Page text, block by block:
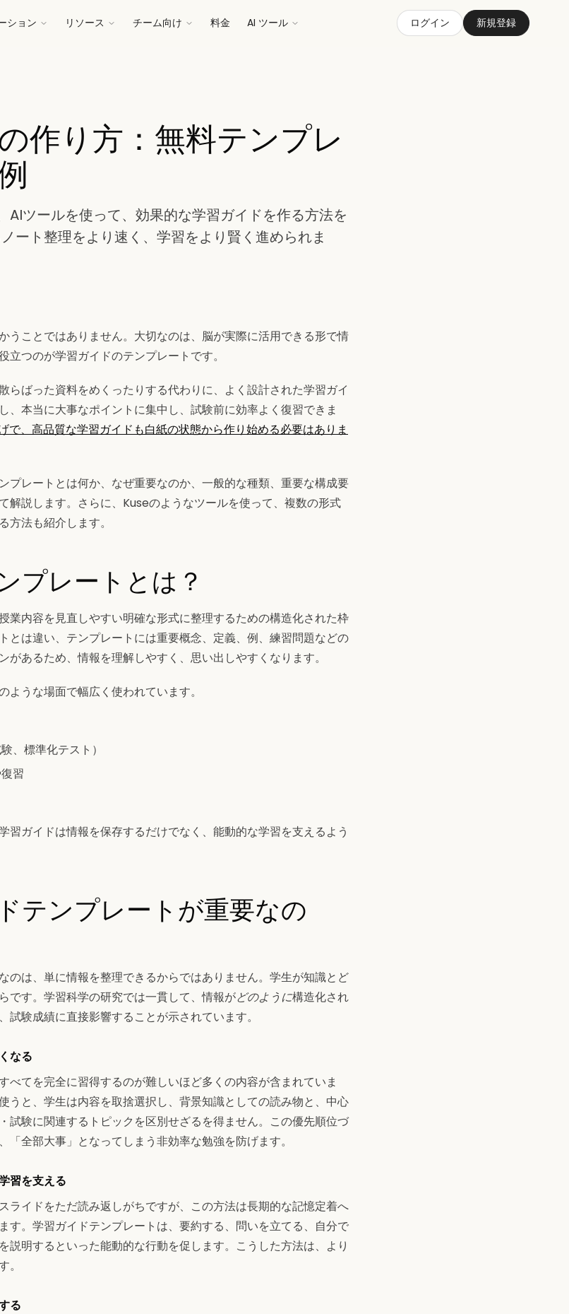
ション リソース チーム向け 料金 AI ツール ログイン 新規登録
作り方：無料テンプレ
AIツールを使って、効果的な学習ガイドを作る方法を
ート整理をより速く、学習をより賢く進められま
うことではありません。大切なのは、脳が実際に活用できる形で情
つのが学習ガイドのテンプレートです。
らばった資料をめくったりする代わりに、よく設計された学習ガイ
、本当に大事なポイントに集中し、試験前に効率よく復習できま
で、高品質な学習ガイドも白紙の状態から作り始める必要はありま
プレートとは何か、なぜ重要なのか、一般的な種類、重要な構成要
解説します。さらに、Kuseのようなツールを使って、複数の形式
方法も紹介します。
プレートとは？
業内容を見直しやすい明確な形式に整理するための構造化された枠
とは違い、テンプレートには重要概念、定義、例、練習問題などの
があるため、情報を理解しやすく、思い出しやすくなります。
うな場面で幅広く使われています。
、標準化テスト）
習
習ガイドは情報を保存するだけでなく、能動的な学習を支えるよう
テンプレートが重要なの
のは、単に情報を整理できるからではありません。学生が知識とど
です。学習科学の研究では一貫して、情報がどのように構造化され
試験成績に直接影響することが示されています。
なる
べてを完全に習得するのが難しいほど多くの内容が含まれていま
うと、学生は内容を取捨選択し、背景知識としての読み物と、中心
試験に関連するトピックを区別せざるを得ません。この優先順位づ
「全部大事」となってしまう非効率な勉強を防げます。
習を支える
ライドをただ読み返しがちですが、この方法は長期的な記憶定着へ
す。学習ガイドテンプレートは、要約する、問いを立てる、自分で
説明するといった能動的な行動を促します。こうした方法は、より
る